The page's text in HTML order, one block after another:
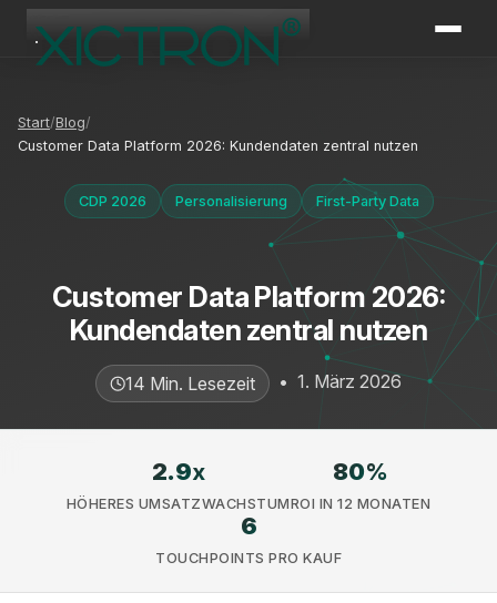
Start Blog
Customer Data Platform 2026: Kundendaten zentral nutzen
CDP 2026 Personalisierung First-Party Data
Customer Data Platform 2026:
Kundendaten zentral nutzen
14 Min. Lesezeit • 1. März 2026
2.9x
HÖHERES UMSATZWACHSTUM
80%
ROI IN 12 MONATEN
6
TOUCHPOINTS PRO KAUF
XICTRON